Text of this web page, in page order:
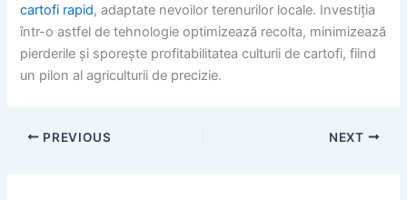
cartofi rapid, adaptate nevoilor terenurilor locale. Investiția
într-o astfel de tehnologie optimizează recolta, minimizează
pierderile și sporește profitabilitatea culturii de cartofi, fiind
un pilon al agriculturii de precizie.
PREVIOUS NEXT